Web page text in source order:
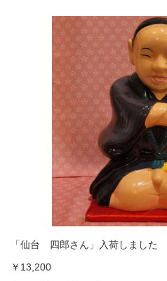
「仙台 四郎さん」入荷しました
￥13,200